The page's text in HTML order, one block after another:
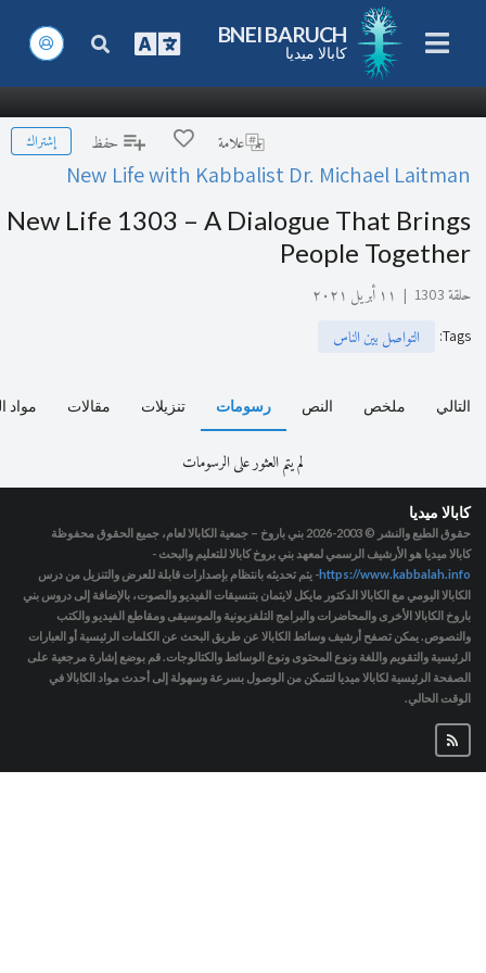
BNEI BARUCH
كابالا ميديا
علامة حفظ إشتراك
New Life with Kabbalist Dr. Michael Laitman
New Life 1303 – A Dialogue That Brings
People Together
حلقة 1303 | ١١ أبريل ٢٠٢١
Tags
: التواصل بين الناس
التالي ملخص النص رسومات تنزيلات مقالات مواد
لم يتم العثور على الرسومات
كابالا ميديا
حقوق الطبع والنشر © 2003-2026
بني باروخ – جمعية الكابالا لعام، جميع الحقوق محفوظة
كابالا ميديا هو الأرشيف الرسمي لمعهد بني بروخ كابالا للتعليم والبحث -
https://www.kabbalah.info- يتم تحديثه بانتظام بإصدارات قابلة للعرض والتنزيل من درس
الكابالا اليومي مع الكابالا الدكتور مايكل لايتمان بتنسيقات الفيديو والصوت، بالإضافة إلى دروس بني
باروخ الكابالا الأخرى والمحاضرات والبرامج التلفزيونية والموسيقى ومقاطع الفيديو والكتب
والنصوص. يمكن تصفح أرشيف وسائط الكابالا عن طريق البحث عن الكلمات الرئيسية أو العبارات
الرئيسية والتقويم واللغة ونوع المحتوى ونوع الوسائط والكتالوجات. قم بوضع إشارة مرجعية على
الصفحة الرئيسية لكابالا ميديا لتتمكن من الوصول بسرعة وسهولة إلى أحدث مواد الكابالا في
الوقت الحالي.